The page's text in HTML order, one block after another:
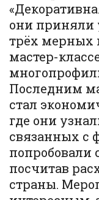
они приняли
трёх мерных
мастер-
Последним
стал
где они
связанных с
попробовали
посчитав
страны.